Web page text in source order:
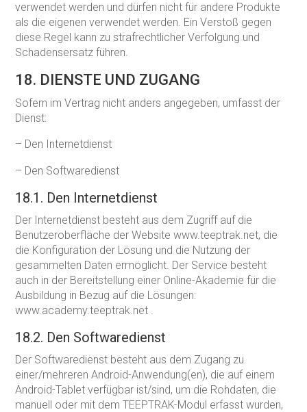
verwendet werden und dürfen nicht für andere Produkte
als die eigenen verwendet werden. Ein Verstoß gegen
diese Regel kann zu strafrechtlicher Verfolgung und
Schadensersatz führen.
18. DIENSTE UND ZUGANG
Sofern im Vertrag nicht anders angegeben, umfasst der
Dienst:
– Den Internetdienst
– Den Softwaredienst
18.1. Den Internetdienst
Der Internetdienst besteht aus dem Zugriff auf die
Benutzeroberfläche der Website www.teeptrak.net, die
die Konfiguration der Lösung und die Nutzung der
gesammelten Daten ermöglicht. Der Service besteht
auch in der Bereitstellung einer Online-Akademie für die
Ausbildung in Bezug auf die Lösungen:
www.academy.teeptrak.net .
18.2. Den Softwaredienst
Der Softwaredienst besteht aus dem Zugang zu
einer/mehreren Android-Anwendung(en), die auf einem
Android-Tablet verfügbar ist/sind, um die Rohdaten, die
manuell oder mit dem TEEPTRAK-Modul erfasst wurden,